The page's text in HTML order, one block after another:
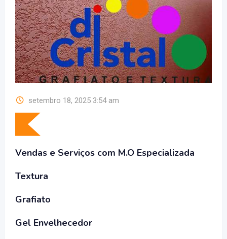
setembro 18, 2025 3:54 am
Vendas e Serviços com M.O Especializada
Textura
Grafiato
Gel Envelhecedor